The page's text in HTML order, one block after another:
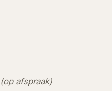
(op afspraak)